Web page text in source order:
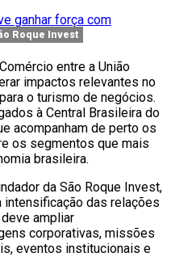
Roque Invest
entre a União
impactos relevantes no
o turismo de negócios.
à Central Brasileira do
acompanham de perto os
os segmentos que mais
brasileira.
da São Roque Invest,
intensificação das relações
ampliar
corporativas, missões
eventos institucionais e